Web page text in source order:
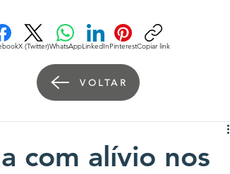
X (Twitter)WhatsAppLinkedInPinterestCopiar link
com alívio nos
VOLTAR